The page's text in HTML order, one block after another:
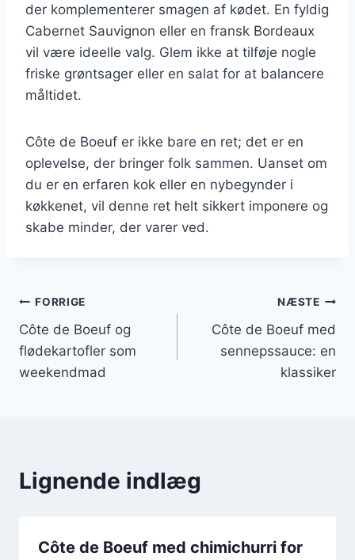
der komplementerer smagen af kødet. En fyldig
Cabernet Sauvignon eller en fransk Bordeaux
vil være ideelle valg. Glem ikke at tilføje nogle
friske grøntsager eller en salat for at balancere
måltidet.
Côte de Boeuf er ikke bare en ret; det er en
oplevelse, der bringer folk sammen. Uanset om
du er en erfaren kok eller en nybegynder i
køkkenet, vil denne ret helt sikkert imponere og
skabe minder, der varer ved.
Indlægsnavigation
FORRIGE
Côte de Boeuf og
flødekartofler som
weekendmad
NÆSTE
Côte de Boeuf med
sennepssauce: en
klassiker
Lignende indlæg
Côte de Boeuf med chimichurri for